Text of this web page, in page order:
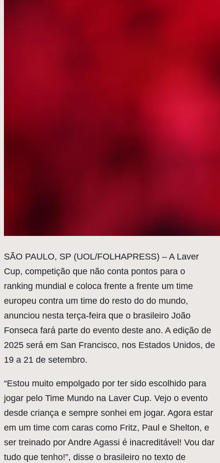
SÃO PAULO, SP (UOL/FOLHAPRESS) – A Laver
Cup, competição que não conta pontos para o
ranking mundial e coloca frente a frente um time
europeu contra um time do resto do do mundo,
anunciou nesta terça-feira que o brasileiro João
Fonseca fará parte do evento deste ano. A edição de
2025 será em San Francisco, nos Estados Unidos, de
19 a 21 de setembro.
“Estou muito empolgado por ter sido escolhido para
jogar pelo Time Mundo na Laver Cup. Vejo o evento
desde criança e sempre sonhei em jogar. Agora estar
em um time com caras como Fritz, Paul e Shelton, e
ser treinado por Andre Agassi é inacreditável! Vou dar
tudo que tenho!”, disse o brasileiro no texto de